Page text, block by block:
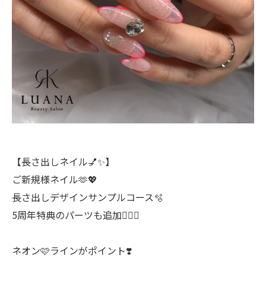
【長さ出しネイル💅✨】
ご新規様ネイル🫶💖
長さ出しデザインサンプルコース🫧
5周年特典のパーツも追加🙆‍♀️✨
ネオン🩷ラインがポイント❣️